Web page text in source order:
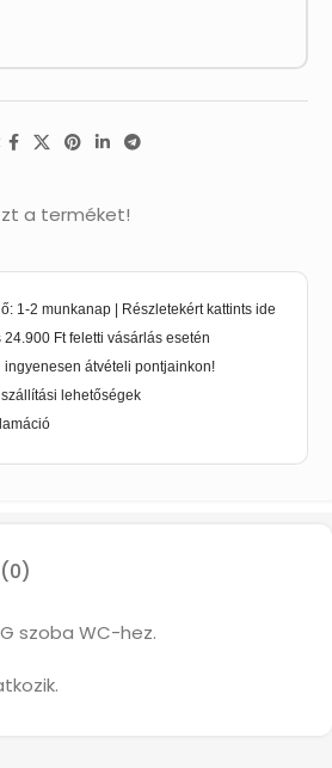
a terméket!
1-2 munkanap | Részletekért kattints ide
24.900 Ft feletti vásárlás esetén
ingyenesen átvételi pontjainkon!
lehetőségek
(0)
szoba WC-hez.